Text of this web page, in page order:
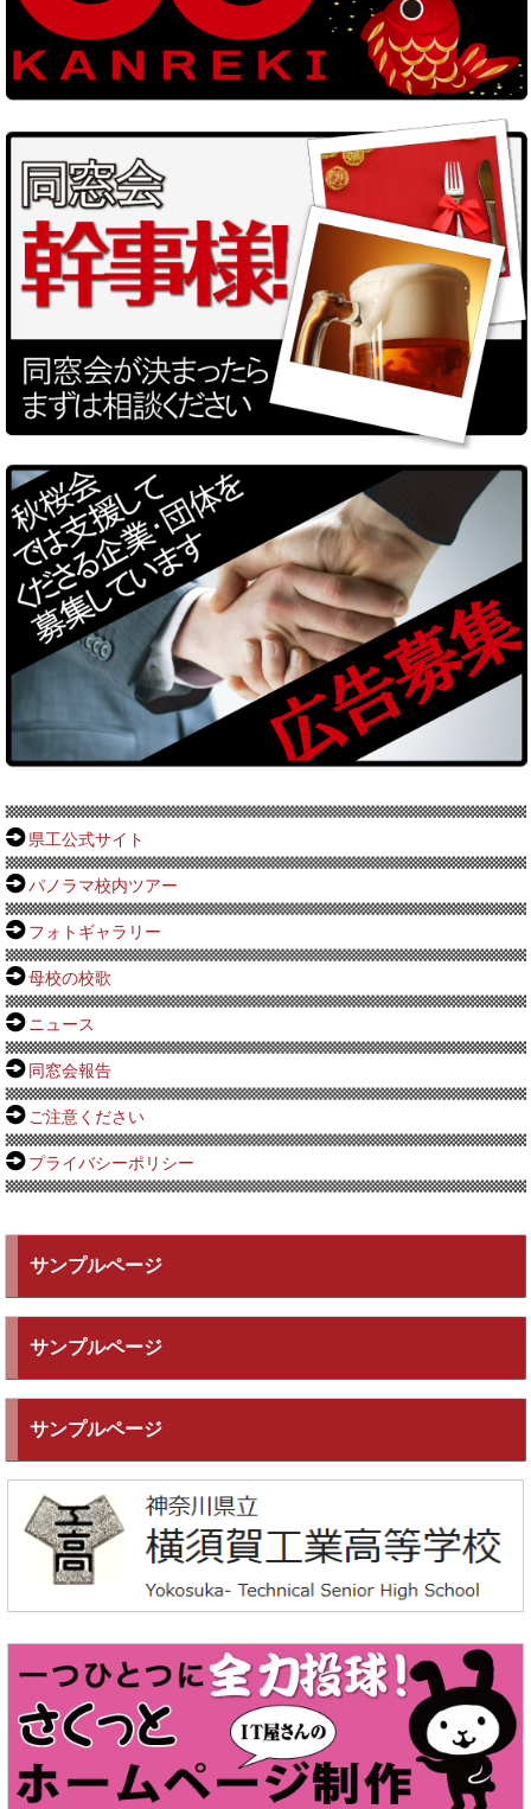
県工公式サイト
パノラマ校内ツアー
フォトギャラリー
母校の校歌
ニュース
同窓会報告
ご注意ください
プライバシーポリシー
サンプルページ
サンプルページ
サンプルページ